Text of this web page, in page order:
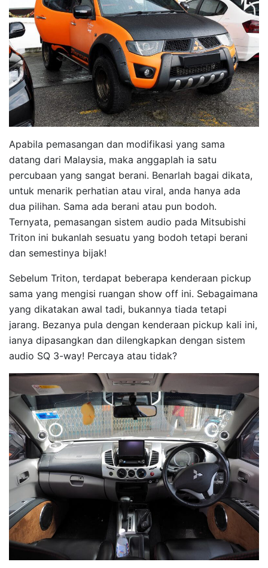
Apabila pemasangan dan modifikasi yang sama
datang dari Malaysia, maka anggaplah ia satu
percubaan yang sangat berani. Benarlah bagai dikata,
untuk menarik perhatian atau viral, anda hanya ada
dua pilihan. Sama ada berani atau pun bodoh.
Ternyata, pemasangan sistem audio pada Mitsubishi
Triton ini bukanlah sesuatu yang bodoh tetapi berani
dan semestinya bijak!
Sebelum Triton, terdapat beberapa kenderaan pickup
sama yang mengisi ruangan show off ini. Sebagaimana
yang dikatakan awal tadi, bukannya tiada tetapi
jarang. Bezanya pula dengan kenderaan pickup kali ini,
ianya dipasangkan dan dilengkapkan dengan sistem
audio SQ 3-way! Percaya atau tidak?